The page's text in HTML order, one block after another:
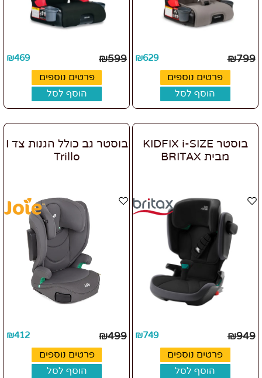
₪799
₪629
פרטים נוספים
הוסף לסל
₪599
₪469
פרטים נוספים
הוסף לסל
בוסטר KIDFIX i-SIZE
מבית BRITAX
₪949
₪749
פרטים נוספים
הוסף לסל
בוסטר גב כולל הגנות צד I
Trillo
₪499
₪412
פרטים נוספים
הוסף לסל